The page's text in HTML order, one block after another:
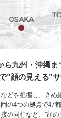
ら九州・沖縄ま
”顔の見える”
どを把握し、きめ
の4つの拠点で47
の同行など、”顔の